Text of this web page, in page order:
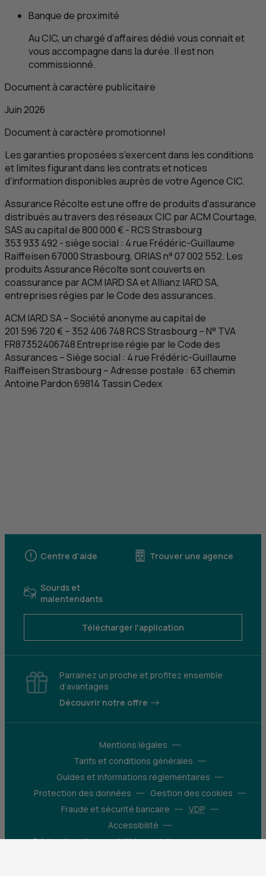
Banque de proximité
AuCIC, un chargé d’affaires dédié vous connait et
vous accompagne dans la durée. Il est non
commissionné.
Document à caractère publicitaire
Juin 2026
Document à caractère promotionnel
Les garanties proposées s’exercent dans les conditions
et limites figurant dans les contrats et notices
d’information disponibles auprès de votre AgenceCIC.
Assurance Récolte est une offre de produits d’assurance
distribués au travers des réseauxCIC parACMCourtage,
SASau capital de 800 000 € -RCSStrasbourg
353 933 492 - siège social : 4 rue Frédéric-Guillaume
Raiffeisen 67000 Strasbourg, ORIAS n° 07 002 552. Les
produits Assurance Récolte sont couverts en
coassurance parACM IARDSAetAllianz IARDSA,
entreprises régies par le Code des assurances.
ACM IARDSA– Société anonyme au capital de
201 596 720 € – 352 406 748RCSStrasbourg –N° TVA
FR87352406748 Entreprise régie par le Code des
Assurances – Siège social : 4 rue Frédéric-Guillaume
RaiffeisenStrasbourg – Adresse postale : 63 chemin
Antoine Pardon 69814 Tassin Cedex
Centre d'aide Trouver une agence
Sourds et
malentendants
Télécharger l'application
Parrainez un proche et profitez ensemble
d’avantages
Découvrir notre offre
Mentions légales
Tarifs et conditions générales
Guides et informations réglementaires
Protection des données
Gestion des cookies
Fraude et sécurité bancaire
VDP
Accessibilité
Déclaration d’accessibilité : partiellement